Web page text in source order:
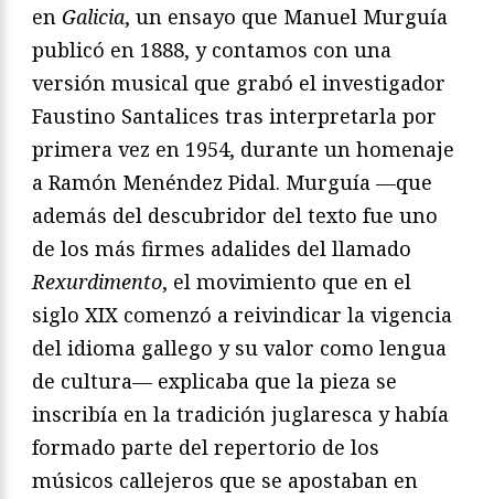
en Galicia, un ensayo que Manuel Murguía
publicó en 1888, y contamos con una
versión musical que grabó el investigador
Faustino Santalices tras interpretarla por
primera vez en 1954, durante un homenaje
a Ramón Menéndez Pidal. Murguía —que
además del descubridor del texto fue uno
de los más firmes adalides del llamado
Rexurdimento, el movimiento que en el
siglo XIX comenzó a reivindicar la vigencia
del idioma gallego y su valor como lengua
de cultura— explicaba que la pieza se
inscribía en la tradición juglaresca y había
formado parte del repertorio de los
músicos callejeros que se apostaban en